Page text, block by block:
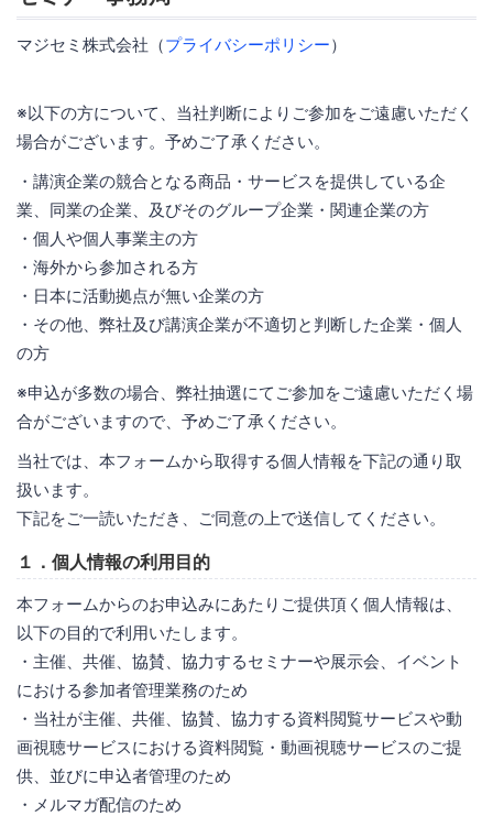
マジセミ株式会社（プライバシーポリシー）
※以下の方について、当社判断によりご参加をご遠慮いただく
場合がございます。予めご了承ください。
・講演企業の競合となる商品・サービスを提供している企
業、同業の企業、及びそのグループ企業・関連企業の方
・個人や個人事業主の方
・海外から参加される方
・日本に活動拠点が無い企業の方
・その他、弊社及び講演企業が不適切と判断した企業・個人
の方
※申込が多数の場合、弊社抽選にてご参加をご遠慮いただく場
合がございますので、予めご了承ください。
当社では、本フォームから取得する個人情報を下記の通り取
扱います。
下記をご一読いただき、ご同意の上で送信してください。
１．個人情報の利用目的
本フォームからのお申込みにあたりご提供頂く個人情報は、
以下の目的で利用いたします。
・主催、共催、協賛、協力するセミナーや展示会、イベント
における参加者管理業務のため
・当社が主催、共催、協賛、協力する資料閲覧サービスや動
画視聴サービスにおける資料閲覧・動画視聴サービスのご提
供、並びに申込者管理のため
・メルマガ配信のため